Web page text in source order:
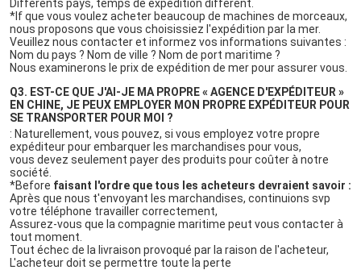
Différents pays, temps de expédition différent.
*If que vous voulez acheter beaucoup de machines de morceaux,
nous proposons que vous choisissiez l'expédition par la mer.
Veuillez nous contacter et informez vos informations suivantes :
Nom du pays ? Nom de ville ? Nom de port maritime ?
Nous examinerons le prix de expédition de mer pour assurer vous.
Q3. EST-CE QUE J'AI-JE MA PROPRE « AGENCE D'EXPÉDITEUR »
EN CHINE, JE PEUX EMPLOYER MON PROPRE EXPÉDITEUR POUR
SE TRANSPORTER POUR MOI ?
: Naturellement, vous pouvez, si vous employez votre propre
expéditeur pour embarquer les marchandises pour vous,
vous devez seulement payer des produits pour coûter à notre
société.
*Before faisant l'ordre que tous les acheteurs devraient savoir :
Après que nous t'envoyant les marchandises, continuions svp
votre téléphone travailler correctement,
Assurez-vous que la compagnie maritime peut vous contacter à
tout moment.
Tout échec de la livraison provoqué par la raison de l'acheteur,
L'acheteur doit se permettre toute la perte